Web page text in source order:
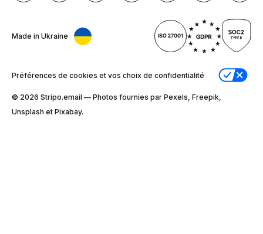
Made in Ukraine
Préférences de cookies et vos choix de confidentialité
© 2026 Stripо.email — Photos fournies par Pexels, Freepik,
Unsplash et Pixabay.